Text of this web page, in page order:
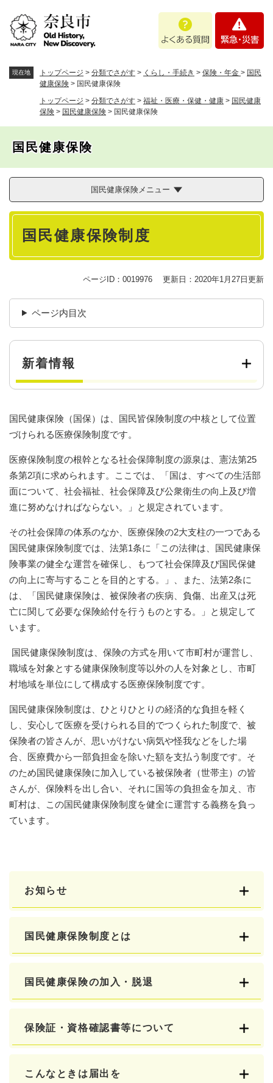
あ
問
・
現在地 トップページ > 分類でさがす > くらし・手続き > 保険・年金 > 国民
健康保険 > 国民健康保険
トップページ > 分類でさがす > 福祉・医療・保健・健康 > 国民健康
保険 > 国民健康保険 > 国民健康保険
国民健康保険
国民健康保険メニュー
本
国民健康保険制度
ページID：0019976 更新日：2020年1月27日更新
ページ内目次
新着情報
国民健康保険（国保）は、国民皆保険制度の中核として位置
づけられる医療保険制度です。
医療保険制度の根幹となる社会保障制度の源泉は、憲法第25
条第2項に求められます。ここでは、「国は、すべての生活部
面について、社会福祉、社会保障及び公衆衛生の向上及び増
進に努めなければならない。」と規定されています。
その社会保障の体系のなか、医療保険の2大支柱の一つである
国民健康保険制度では、法第1条に「この法律は、国民健康保
険事業の健全な運営を確保し、もつて社会保障及び国民保健
の向上に寄与することを目的とする。」、また、法第2条に
は、「国民健康保険は、被保険者の疾病、負傷、出産又は死
亡に関して必要な保険給付を行うものとする。」と規定して
います。
国民健康保険制度は、保険の方式を用いて市町村が運営し、
職域を対象とする健康保険制度等以外の人を対象とし、市町
村地域を単位にして構成する医療保険制度です。
国民健康保険制度は、ひとりひとりの経済的な負担を軽く
し、安心して医療を受けられる目的でつくられた制度で、被
保険者の皆さんが、思いがけない病気や怪我などをした場
合、医療費から一部負担金を除いた額を支払う制度です。そ
のため国民健康保険に加入している被保険者（世帯主）の皆
さんが、保険料を出し合い、それに国等の負担金を加え、市
町村は、この国民健康保険制度を健全に運営する義務を負っ
ています。
お知らせ
国民健康保険制度とは
国民健康保険の加入・脱退
保険証・資格確認書等について
こんなときは届出を